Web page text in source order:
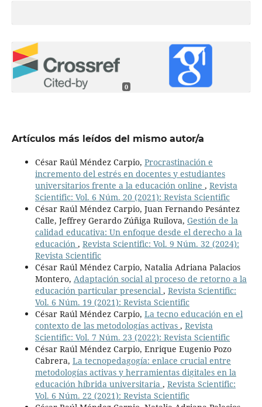
0
Artículos más leídos del mismo autor/a
César Raúl Méndez Carpio, Procrastinación e
incremento del estrés en docentes y estudiantes
universitarios frente a la educación online , Revista
Scientific: Vol. 6 Núm. 20 (2021): Revista Scientific
César Raúl Méndez Carpio, Juan Fernando Pesántez
Calle, Jeffrey Gerardo Zúñiga Ruilova, Gestión de la
calidad educativa: Un enfoque desde el derecho a la
educación , Revista Scientific: Vol. 9 Núm. 32 (2024):
Revista Scientific
César Raúl Méndez Carpio, Natalia Adriana Palacios
Montero, Adaptación social al proceso de retorno a la
educación particular presencial , Revista Scientific:
Vol. 6 Núm. 19 (2021): Revista Scientific
César Raúl Méndez Carpio, La tecno educación en el
contexto de las metodologías activas , Revista
Scientific: Vol. 7 Núm. 23 (2022): Revista Scientific
César Raúl Méndez Carpio, Enrique Eugenio Pozo
Cabrera, La tecnopedagogía: enlace crucial entre
metodologías activas y herramientas digitales en la
educación híbrida universitaria , Revista Scientific:
Vol. 6 Núm. 22 (2021): Revista Scientific